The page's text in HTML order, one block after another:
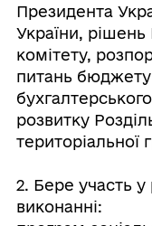
Президента
України, рішень
комітету,
питань бюджету
розвитку
територіальної
2. Бере участь у
виконанні: